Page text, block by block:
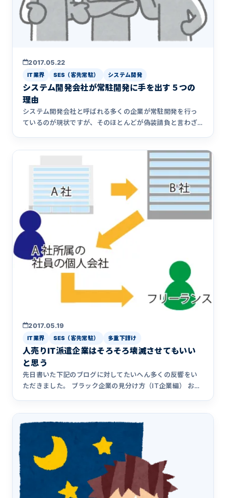
2017.05.22
IT業界 SES（客先常駐） システム開発
システム開発会社が常駐開発に手を出す５つの
理由
システム開発会社と呼ばれる多くの企業が常駐開発を行っ
ているのが現状ですが、そのほとんどが偽装請負と言わざ
2017.05.19
IT業界 SES（客先常駐） 多重下請け
人売りIT派遣企業はそろそろ壊滅させてもいい
と思う
先日書いた下記のブログに対してたいへん多くの反響をい
ただきました。 ブラック企業の見分け方（IT企業編） おか